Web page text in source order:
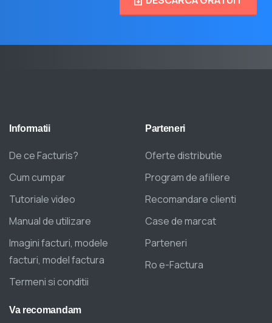
Informatii
De ce Facturis?
Cum cumpar
Tutoriale video
Manual de utilizare
Imagini facturi, modele
facturi, model factura
Termeni si conditii
Parteneri
Oferte distributie
Program de afiliere
Recomandare clienti
Case de marcat
Parteneri
Ro e-Factura
Va recomandam